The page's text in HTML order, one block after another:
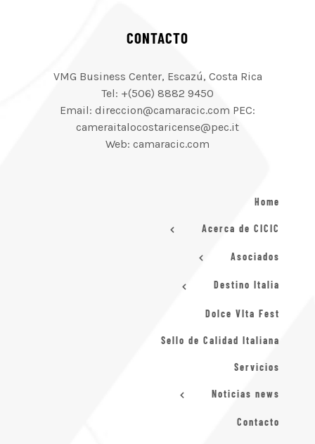
CONTACTO
VMG Business Center, Escazú, Costa Rica
Tel: +(506) 8882 9450
Email: direccion@camaracic.com PEC:
cameraitalocostaricense@pec.it
Web: camaracic.com
Home
Acerca de CICIC
Asociados
Destino Italia
Dolce VIta Fest
Sello de Calidad Italiana
Servicios
Noticias news
Contacto